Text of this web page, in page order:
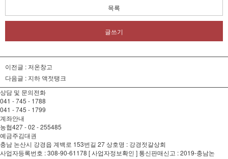
목록
글쓰기
이전글 : 저온창고
다음글 : 지하 액젓탱크
상담 및 문의전화
041 - 745 - 1788
041 - 745 - 1799
계좌안내
농협427 - 02 - 255485
예금주김대권
충남 논산시 강경읍 계백로 153번길 27 상호명 : 강경젓갈상회
사업자등록번호 : 308-90-61178 [ 사업자정보확인 ] 통신판매신고 : 2019-충남논